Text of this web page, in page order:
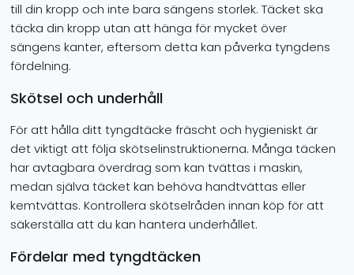
till din kropp och inte bara sängens storlek. Täcket ska
täcka din kropp utan att hänga för mycket över
sängens kanter, eftersom detta kan påverka tyngdens
fördelning.
Skötsel och underhåll
För att hålla ditt tyngdtäcke fräscht och hygieniskt är
det viktigt att följa skötselinstruktionerna. Många täcken
har avtagbara överdrag som kan tvättas i maskin,
medan själva täcket kan behöva handtvättas eller
kemtvättas. Kontrollera skötselråden innan köp för att
säkerställa att du kan hantera underhållet.
Fördelar med tyngdtäcken